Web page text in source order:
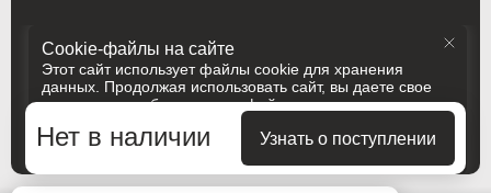
Cookie-файлы на сайте
Этот сайт использует файлы cookie для хранения
данных. Продолжая использовать сайт, вы даете свое
согласие на работу с этими файлами
Принять и закрыть
Нет в наличии Узнать о поступлении
Разработка
Сделано в
Ravon
Renault
Ravon
Renault